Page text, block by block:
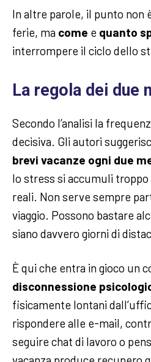
In altre parole, il punto non
ferie, ma come e quanto
interrompere il ciclo dello
La regola dei due
Secondo l’analisi la
decisiva. Gli autori
brevi vacanze ogni due
lo stress si accumuli troppo
reali. Non serve sempre
viaggio. Possono bastare
siano davvero giorni di
È qui che entra in gioco un
disconnessione
fisicamente lontani
rispondere alle e-mail,
seguire chat di lavoro o